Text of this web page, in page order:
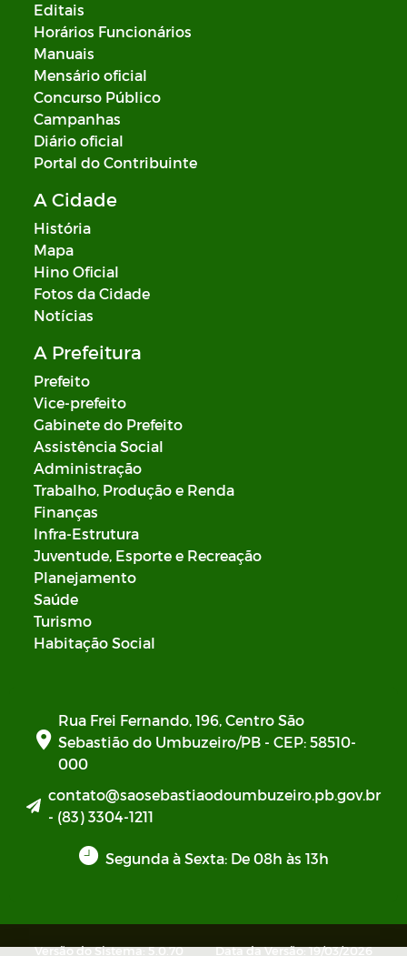
Editais
Horários Funcionários
Manuais
Mensário oficial
Concurso Público
Campanhas
Diário oficial
Portal do Contribuinte
A Cidade
História
Mapa
Hino Oficial
Fotos da Cidade
Notícias
A Prefeitura
Prefeito
Vice-prefeito
Gabinete do Prefeito
Assistência Social
Administração
Trabalho, Produção e Renda
Finanças
Infra-Estrutura
Juventude, Esporte e Recreação
Planejamento
Saúde
Turismo
Habitação Social
Rua Frei Fernando, 196, Centro São
Sebastião do Umbuzeiro/PB - CEP: 58510-
000
contato@saosebastiaodoumbuzeiro.pb.gov.br
- (83) 3304-1211
Segunda à Sexta: De 08h às 13h
Versão do Sistema: 5.0.70 Data da Versão: 19/03/2026